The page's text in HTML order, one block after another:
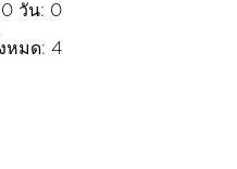
วัน: 0
หมด: 4